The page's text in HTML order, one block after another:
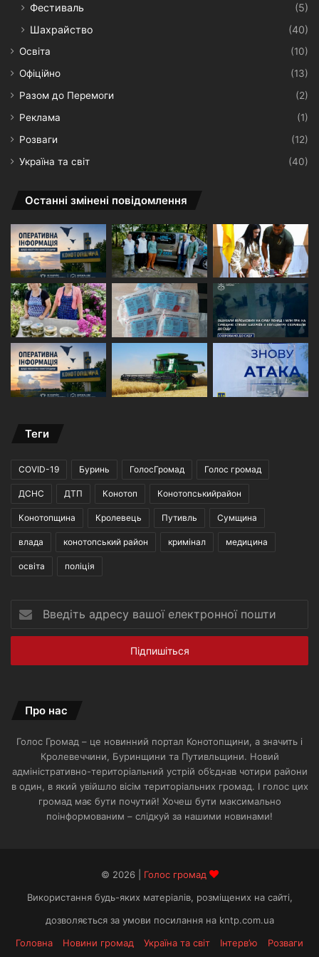
Фестиваль
(5)
Шахрайство
(40)
Освіта
(10)
Офіційно
(13)
Разом до Перемоги
(2)
Реклама
(1)
Розваги
(12)
Україна та світ
(40)
Останні змінені повідомлення
Теги
COVID-19 Буринь ГолосГромад Голос громад
ДСНС ДТП Конотоп Конотопськийрайон
Конотопщина Кролевець Путивль Сумщина
влада конотопський район кримінал медицина
освіта поліція
адресу
вашої
пошти
Про нас
Голос Громад – це новинний портал Конотопщини, а значить і
Кролевеччини, Буринщини та Путивльщини. Новий
адміністративно-територіальний устрій об’єднав чотири райони
в один, в який увійшло вісім територіальних громад. І голос цих
громад має бути почутий! Хочеш бути максимально
поінформованим – слідкуй за нашими новинами!
© 2026 | Голос громад
Використання будь-яких матеріалів, розміщених на сайті,
дозволяється за умови посилання на kntp.com.ua
Головна
Новини громад Україна та світ Інтерв’ю Розваги